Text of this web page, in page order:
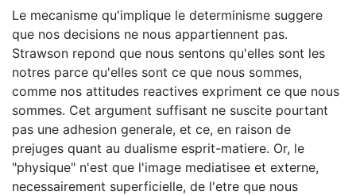
Le mecanisme qu'implique le determinisme suggere
que nos decisions ne nous appartiennent pas.
Strawson repond que nous sentons qu'elles sont les
notres parce qu'elles sont ce que nous sommes,
comme nos attitudes reactives expriment ce que nous
sommes. Cet argument suffisant ne suscite pourtant
pas une adhesion generale, et ce, en raison de
prejuges quant au dualisme esprit-matiere. Or, le
"physique" n'est que l'image mediatisee et externe,
necessairement superficielle, de l'etre que nous